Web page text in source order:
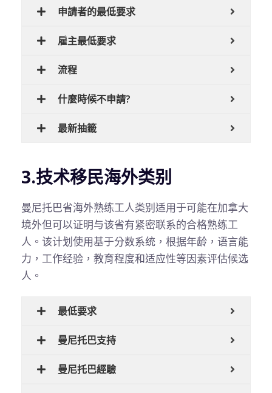
申請者的最低要求
雇主最低要求
流程
什麼時候不申請?
最新抽籤
3.技术移民海外类别
曼尼托巴省海外熟练工人类别适用于可能在加拿大
境外但可以证明与该省有紧密联系的合格熟练工
人。该计划使用基于分数系统，根据年龄，语言能
力，工作经验，教育程度和适应性等因素评估候选
人。
最低要求
曼尼托巴支持
曼尼托巴經驗